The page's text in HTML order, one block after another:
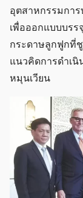
อุตสาหกรรมกา
เพื่อออกแบบบร
กระดาษลูกฟูกที่
แนวคิดการดำเนิ
หมุนเวียน